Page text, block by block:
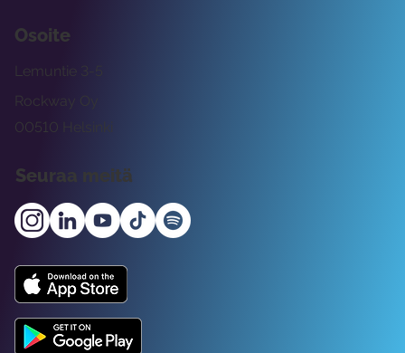
Osoite
Rockway Oy
Lemuntie 3-5
00510 Helsinki
Seuraa meitä